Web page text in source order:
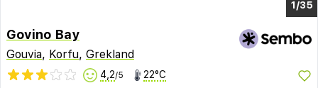
1/32
Govino Bay
Gouvia, Korfu, Grekland
4,2/5 22°C